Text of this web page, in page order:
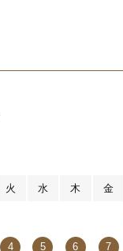
火 水 木 金
4 5 6 7